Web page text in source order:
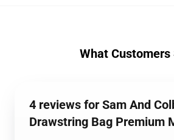
What Customers
4 reviews for Sam And
Drawstring Bag Premium